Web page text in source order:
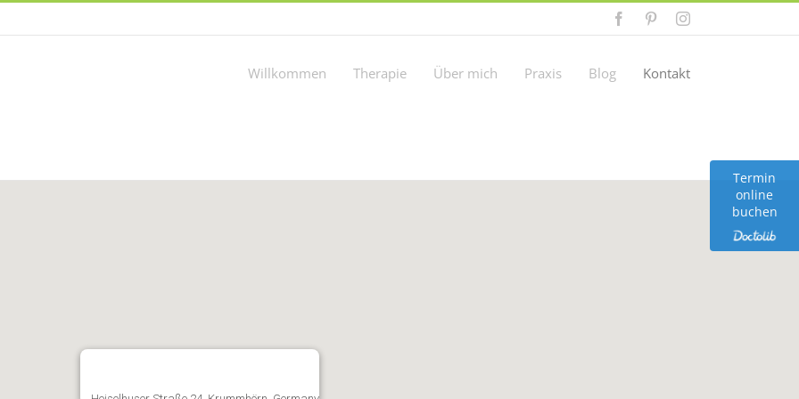
FacebookPinterestInstagram
Willkommen Therapie Über mich Praxis Blog Kontakt
Termin
online
buchen